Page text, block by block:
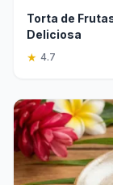
Torta de
Deliciosa
★ 4.7